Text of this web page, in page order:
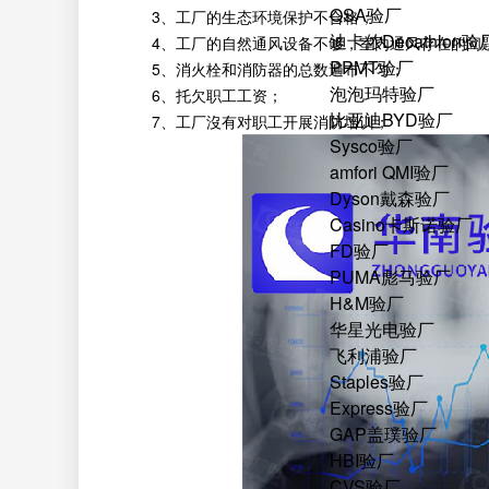
QSA验厂
迪卡侬Decathlon验
PPMT验厂
泡泡玛特验厂
比亚迪BYD验厂
Sysco验厂
amfori QMI验厂
Dyson戴森验厂
Casino卡斯诺验厂
FD验厂
PUMA彪马验厂
H&M验厂
华星光电验厂
飞利浦验厂
Staples验厂
Express验厂
GAP盖璞验厂
HBI验厂
3、工厂的生态环境保护不合格；
4、工厂的自然通风设备不够，室内通风存在的问
5、消火栓和消防器的总数遍布不匀；
6、托欠职工工资；
7、工厂沒有对职工开展消防培训；